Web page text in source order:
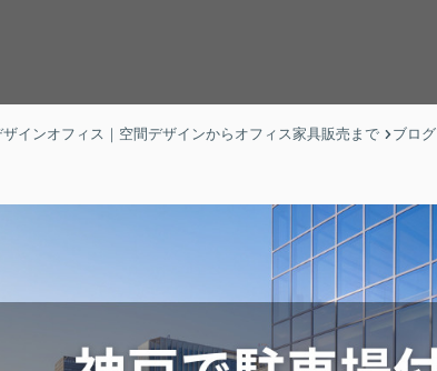
インオフィス｜空間デザインからオフィス家具販売まで ブログ